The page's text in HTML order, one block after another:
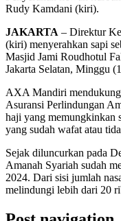
Rudy Kamdani (kiri).
JAKARTA – Direktur
(kiri) menyerahkan sapi
Masjid Jami Roudhotul
Jakarta Selatan, Minggu
AXA Mandiri mendukung
Asuransi Perlindungan
haji yang memungkinkan
yang sudah wafat atau
Sejak diluncurkan pada
Amanah Syariah sudah
2024. Dari sisi jumlah
melindungi lebih dari 20